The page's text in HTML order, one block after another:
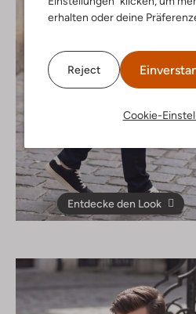
erhalten oder deine
Reject
Cookie-
Entdecke den Look